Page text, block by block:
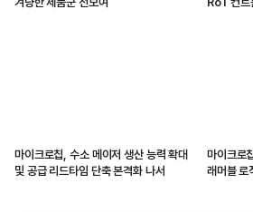
마이크로칩, 수소 메이저 생산 능력 확대
및 공급 리드타임 단축 본격화 나서
마이크로
래머블 로